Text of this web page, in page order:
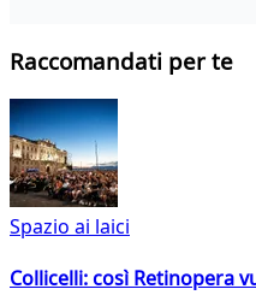
Raccomandati per te
Spazio ai laici
Collicelli: così Retinopera